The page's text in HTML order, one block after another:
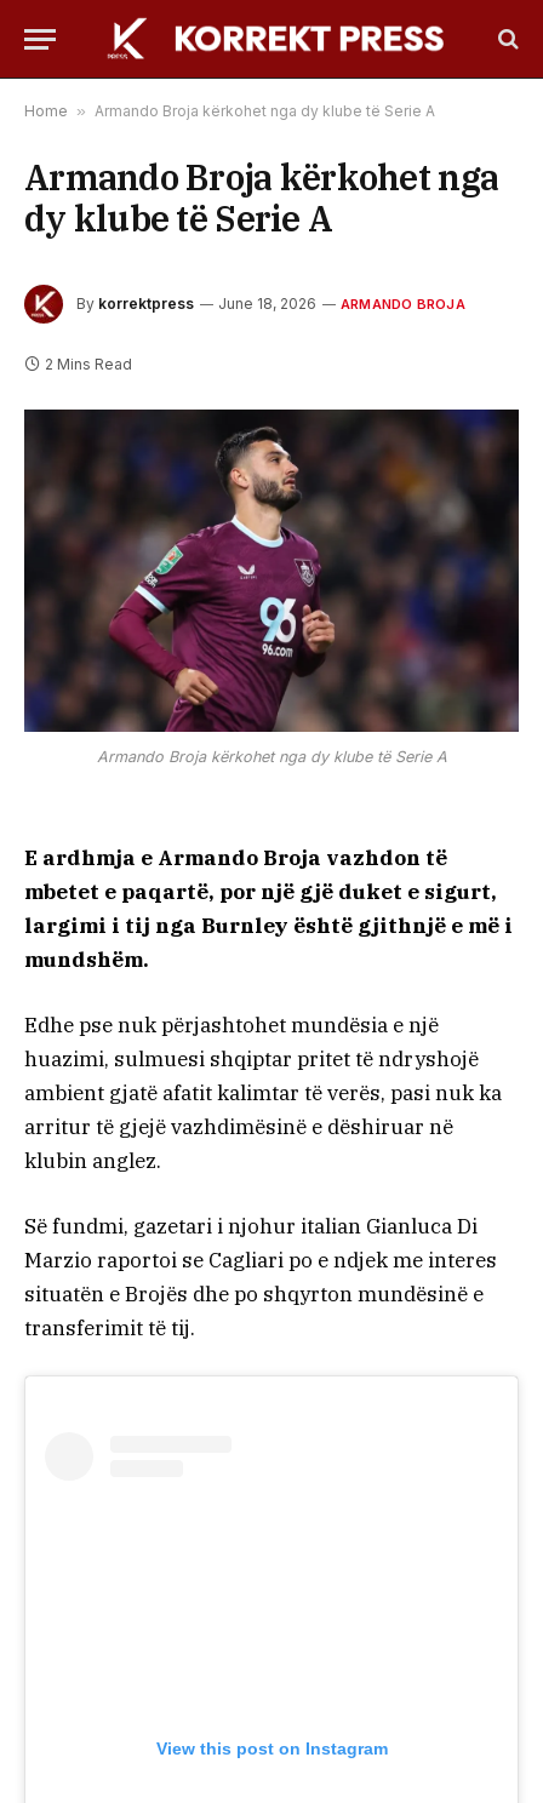
Home » Armando Broja kërkohet nga dy klube të Serie A
Armando Broja kërkohet nga
dy klube të Serie A
By korrektpress June 18, 2026 ARMANDO BROJA
2 Mins Read
Armando Broja kërkohet nga dy klube të Serie A
E ardhmja e Armando Broja vazhdon të
mbetet e paqartë, por një gjë duket e sigurt,
largimi i tij nga Burnley është gjithnjë e më i
mundshëm.
Edhe pse nuk përjashtohet mundësia e një
huazimi, sulmuesi shqiptar pritet të ndryshojë
ambient gjatë afatit kalimtar të verës, pasi nuk ka
arritur të gjejë vazhdimësinë e dëshiruar në
klubin anglez.
Së fundmi, gazetari i njohur italian Gianluca Di
Marzio raportoi se Cagliari po e ndjek me interes
situatën e Brojës dhe po shqyrton mundësinë e
transferimit të tij.
View this post on Instagram